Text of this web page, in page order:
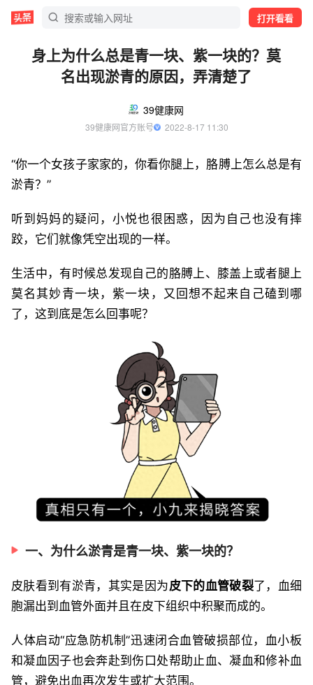
打开看看
身上为什么总是青一块、紫一块的？莫
名出现淤青的原因，弄清楚了
39健康网
39健康网官方账号
  2022-8-17 11:30
“你一个女孩子家家的，你看你腿上，胳膊上怎么总是有
淤青？”
听到妈妈的疑问，小悦也很困惑，因为自己也没有摔
跤，它们就像凭空出现的一样。
生活中，有时候总发现自己的胳膊上、膝盖上或者腿上
莫名其妙青一块，紫一块，又回想不起来自己磕到哪
了，这到底是怎么回事呢？
一、为什么淤青是青一块、紫一块的？
皮肤看到有淤青，其实是因为皮下的血管破裂了，血细
胞漏出到血管外面并且在皮下组织中积聚而成的。
人体启动“应急防机制”迅速闭合血管破损部位，血小板
和凝血因子也会奔赴到伤口处帮助止血、凝血和修补血
管，避免出血再次发生或扩大范围。